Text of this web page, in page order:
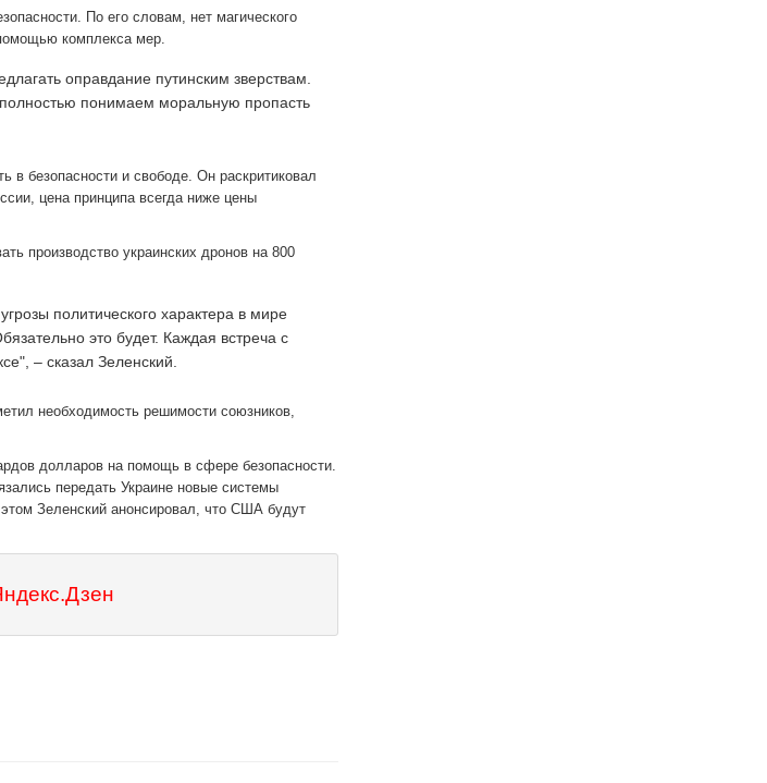
По его словам, нет магического
комплекса мер.
оправдание путинским зверствам.
понимаем моральную пропасть
в безопасности и свободе. Он раскритиковал
цена принципа всегда ниже цены
производство украинских дронов на 800
политического характера в мире
это будет. Каждая встреча с
– сказал Зеленский.
необходимость решимости союзников,
долларов на помощь в сфере безопасности.
передать Украине новые системы
Зеленский анонсировал, что США будут